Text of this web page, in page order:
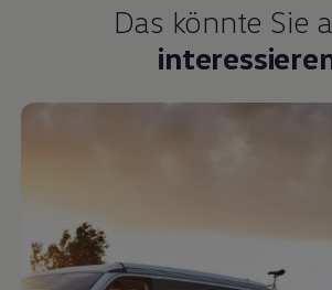
Das könnte Sie